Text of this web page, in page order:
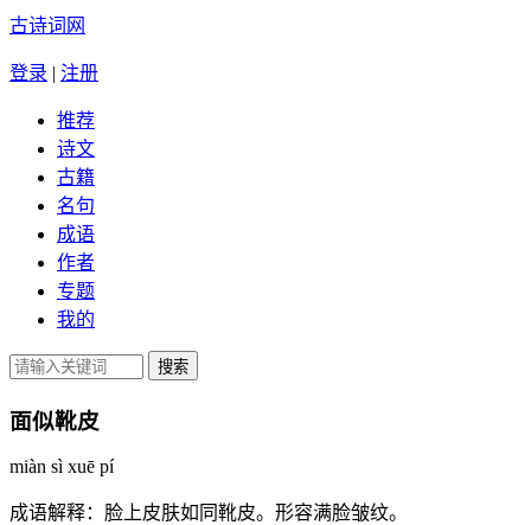
古诗词网
登录 | 注册
推荐
诗文
古籍
名句
成语
作者
专题
我的
面似靴皮
miàn sì xuē pí
成语解释： 脸上皮肤如同靴皮。形容满脸皱纹。